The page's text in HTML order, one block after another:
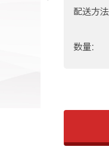
配送方
数量: